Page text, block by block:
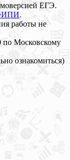
ЕГЭ.
.
работы не
по Московскому
ознакомиться)